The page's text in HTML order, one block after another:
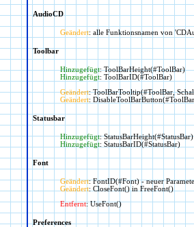
AudioCD
Geändert: alle Funktionsnamen von
Toolbar
Hinzugefügt: ToolBarHeight(#ToolBar)
Hinzugefügt: ToolBarID(#ToolBar)
Geändert: ToolBarTooltip(#ToolBar,
Geändert:
Statusbar
Hinzugefügt: StatusBarHeight(#StatusBar)
Hinzugefügt: StatusBarID(#StatusBar)
Font
Geändert: FontID(#Font) - neuer
Geändert: CloseFont() in FreeFont()
Entfernt: UseFont()
Preferences